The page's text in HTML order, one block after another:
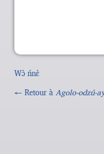
Wɔ̀ ńnɛ̀
← Retour à Agolo-odzú-